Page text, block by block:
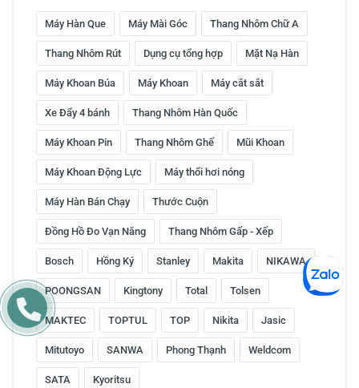
Máy Hàn Que Máy Mài Góc Thang Nhôm Chữ A
Thang Nhôm Rút Dụng cụ tổng hợp Mặt Nạ Hàn
Máy Khoan Búa Máy Khoan Máy cắt sắt
Xe Đẩy 4 bánh Thang Nhôm Hàn Quốc
Máy Khoan Pin Thang Nhôm Ghế Mũi Khoan
Máy Khoan Động Lực Máy thổi hơi nóng
Máy Hàn Bán Chạy Thước Cuộn
Đồng Hồ Đo Vạn Năng Thang Nhôm Gấp - Xếp
Bosch Hồng Ký Stanley Makita NIKAWA
POONGSAN Kingtony Total Tolsen
MAKTEC TOPTUL TOP Nikita Jasic
Mitutoyo SANWA Phong Thạnh Weldcom
SATA Kyoritsu